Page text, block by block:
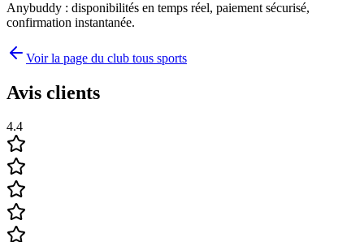
Anybuddy : disponibilités en temps réel, paiement sécurisé,
confirmation instantanée.
Voir la page du club tous sports
Avis clients
4.4